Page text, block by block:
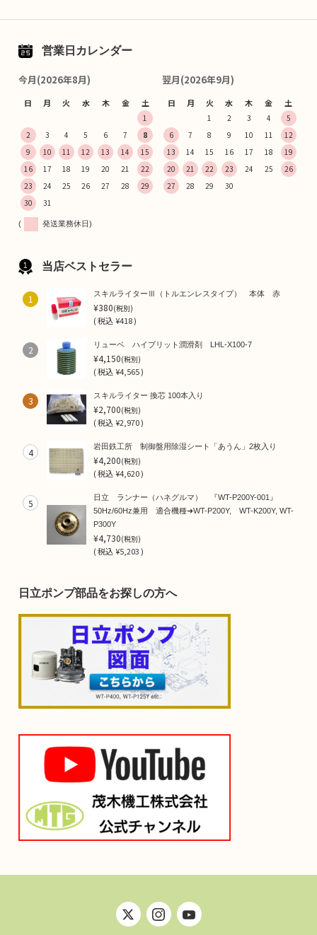
営業日カレンダー
今月(2026年8月)
日 月 火 水 木 金 土
1
2
3 4 5 6 7
8
9
10 11 12 13 14
15
16
17 18 19 20 21
22
23
24 25 26 27 28
29
30
31
翌月(2026年9月)
日 月 火 水 木 金 土
1 2 3 4
5
6
7 8 9 10 11
12
13
14 15 16 17 18
19
20
21 22 23 24 25
26
27
28 29 30
( 発送業務休日)
当店ベストセラー
1 スキルライターⅢ（トルエンレスタイプ） 本体 赤
¥380(税別)
(税込¥418 )
2 リューベ ハイブリット潤滑剤 LHL-X100-7
¥4,150(税別)
(税込¥4,565 )
3 スキルライター 換芯 100本入り
¥2,700(税別)
(税込¥2,970 )
4 岩田鉄工所 制御盤用除湿シート「あうん」2枚入り
¥4,200(税別)
(税込¥4,620 )
5
日立 ランナー（ハネグルマ） 『WT-P200Y-001』
50Hz/60Hz兼用 適合機種➜WT-P200Y, WT-K200Y, WT-
P300Y
¥4,730(税別)
(税込¥5,203 )
日立ポンプ部品をお探しの方へ